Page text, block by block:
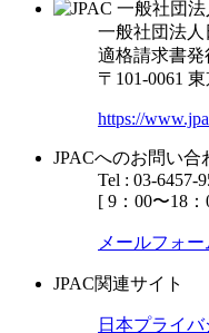
一般社団法
適格請求書発
〒101-0061
https://
JPACへのお問い合
Tel : 03-6457-
[ 9：00〜18
メールフォ
JPAC関連サイト
日本プライ